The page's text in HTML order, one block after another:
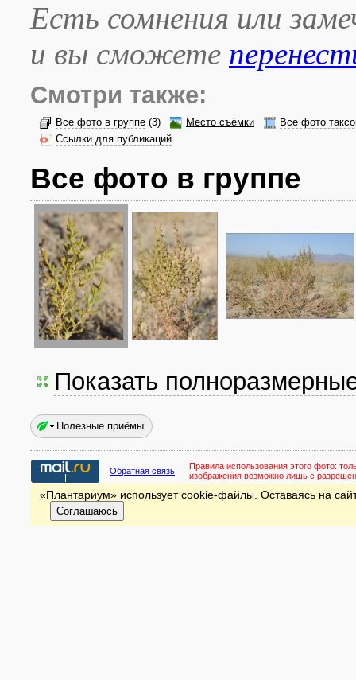
Есть сомнения или
и вы сможете
Смотри также:
Все фото в группе (3) Место съёмки
Все фото
Ссылки для публикаций
Все фото в группе
Показать
Полезные приёмы
Обратная связь Правила использования этого фото:
изображения возможно лишь с
«Плантариум» использует cookie-файлы. Оставаясь на
Соглашаюсь